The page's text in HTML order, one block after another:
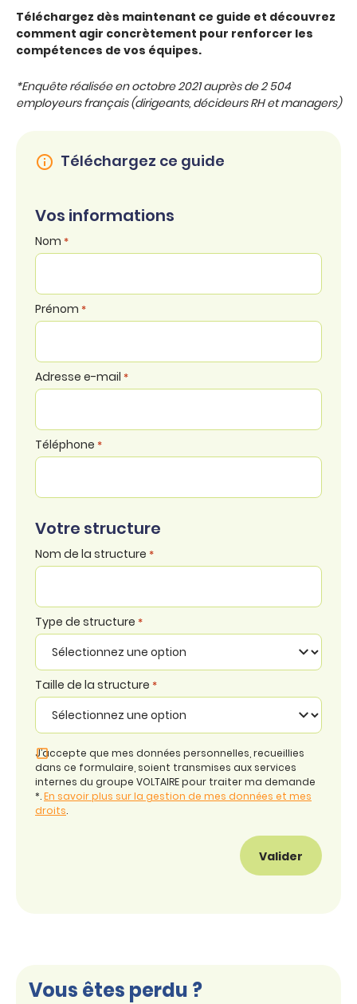
Téléchargez dès maintenant ce guide et découvrez
comment agir concrètement pour renforcer les
compétences de vos équipes.
*Enquête réalisée en octobre 2021 auprès de 2 504
employeurs français (dirigeants, décideurs RH et managers)
Téléchargez ce guide
Vos informations
Nom *
Prénom *
Adresse e-mail *
Téléphone *
Votre structure
Nom de la structure *
Type de structure *
Taille de la structure *
J’accepte que mes données personnelles, recueillies
dans ce formulaire, soient transmises aux services
internes du groupe VOLTAIRE pour traiter ma demande
*.En savoir plus sur la gestion de mes données et mes
droits.
Vous êtes perdu ?